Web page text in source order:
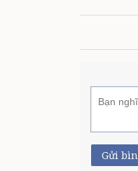
Gửi